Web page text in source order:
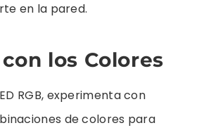
en la pared.
los Colores
RGB, experimenta con
de colores para